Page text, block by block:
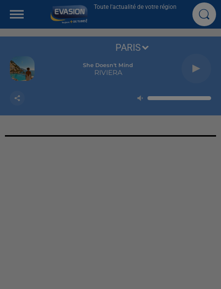
Toute l'actualité de votre région
She Doesn't Mind
RIVIERA
PARIS